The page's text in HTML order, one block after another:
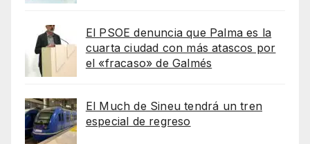
El PSOE denuncia que Palma es la
cuarta ciudad con más atascos por
el «fracaso» de Galmés
El Much de Sineu tendrá un tren
especial de regreso